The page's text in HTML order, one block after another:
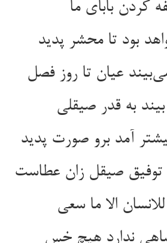
کردن بابای ما
بود تا محشر پدید
عیان تا روز فصل
به قدر صیقلی
آمد برو صورت پدید
صیقل زان عطاست
الا ما سعی
ندارد هیچ خس